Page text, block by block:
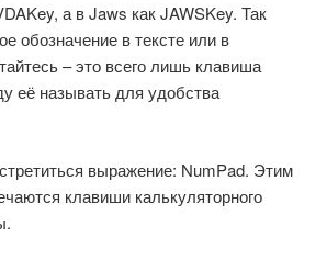
а в Jaws как JAWSKey. Так
обозначение в тексте или в
– это всего лишь клавиша
её называть для удобства
выражение: NumPad. Этим
клавиши калькуляторного